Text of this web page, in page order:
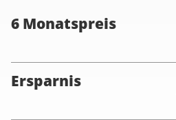
6 Monatspreis
Ersparnis